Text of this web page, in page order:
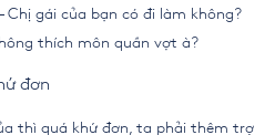
Chị gái của bạn có đi làm không?
thích môn quần vợt à?
đơn
thì quá khứ đơn, ta phải thêm trợ